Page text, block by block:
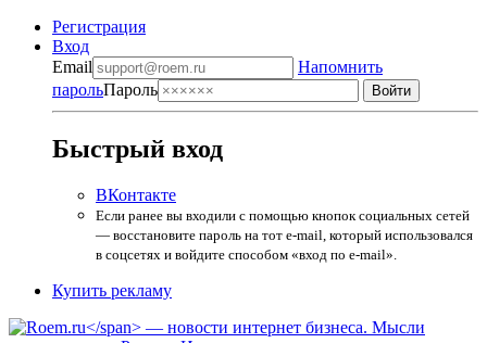
Регистрация
Вход
Email
Напомнить
парольПароль
Быстрый вход
ВКонтакте
Если ранее вы входили с помощью кнопок социальных сетей
— восстановите пароль на тот e-mail, который использовался
в соцсетях и войдите способом «вход по e-mail».
Купить рекламу